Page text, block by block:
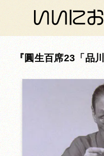
圓生百席23「品